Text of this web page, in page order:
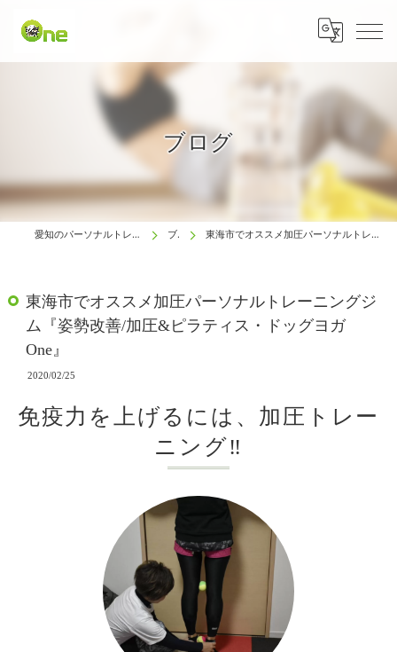
ブログ
愛知のパーソナルトレーニングは生涯動ける体研究所 One ブログ 東海市でオススメ加圧パーソナルトレーニングジム『姿勢改善/加圧&ピラティス・ドッグヨガ One』
東海市でオススメ加圧パーソナルトレーニングジ
ム『姿勢改善/加圧&ピラティス・ドッグヨガ
One』
2020/02/25
免疫力を上げるには、加圧トレー
ニング‼️